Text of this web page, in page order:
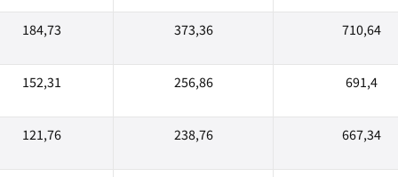
184,73 373,36 710,64
152,31 256,86 691,4
121,76 238,76 667,34